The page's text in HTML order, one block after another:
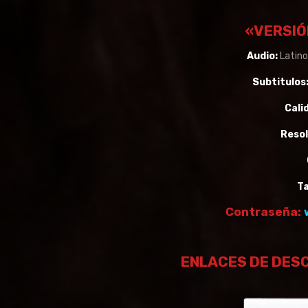
Audio:
Subtitulos:
Contraseña:
ENLACES DE